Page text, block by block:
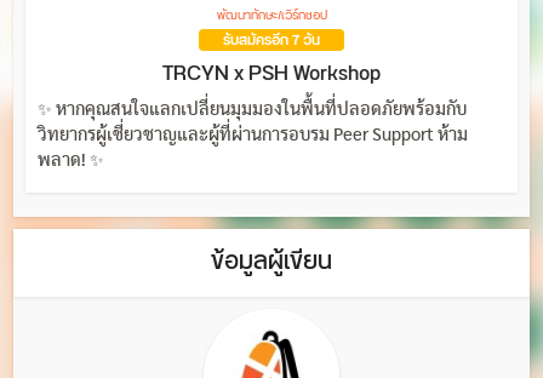
พัฒนาทักษะ/เวิร์กชอป
รับสมัครอีก 7 วัน
TRCYN x PSH Workshop
✨ หากคุณสนใจแลกเปลี่ยนมุมมองในพื้นที่ปลอดภัยพร้อมกับ
วิทยากรผู้เชี่ยวชาญและผู้ที่ผ่านการอบรม Peer Support ห้าม
พลาด! ✨
ข้อมูลผู้เขียน